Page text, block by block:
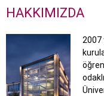
HAKKIMIZDA
2007